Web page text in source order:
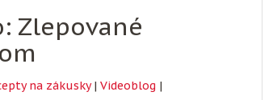
Zlepované
na zákusky| Videoblog |